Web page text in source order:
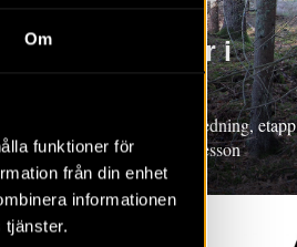
Om
funktioner för
från din enhet
informationen
tjänster.
i
2016:1. Arkeologisk utredning, etapp
Wivianne Bondesson